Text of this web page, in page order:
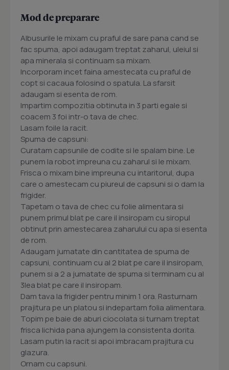
Mod de preparare
Albusurile le mixam cu praful de sare pana cand se
fac spuma, apoi adaugam treptat zaharul, uleiul si
apa minerala si continuam sa mixam.
Incorporam incet faina amestecata cu praful de
copt si cacaua folosind o spatula. La sfarsit
adaugam si esenta de rom.
Impartim compozitia obtinuta in 3 parti egale si
coacem 3 foi intr-o tava de chec.
Lasam foile la racit.
Spuma de capsuni:
Curatam capsunile de codite si le spalam bine. Le
punem la robot impreuna cu zaharul si le mixam.
Frisca o mixam bine impreuna cu intaritorul, dupa
care o amestecam cu piureul de capsuni si o dam la
frigider.
Tapetam o tava de chec cu folie alimentara si
punem primul blat pe care il insiropam cu siropul
obtinut prin amestecarea zaharului cu apa si esenta
de rom.
Adaugam jumatate din cantitatea de spuma de
capsuni, continuam cu al 2 blat pe care il insiropam,
punem si a 2 a jumatate de spuma si terminam cu al
3lea blat pe care il insiropam.
Dam tava la frigider pentru minim 1 ora. Rasturnam
prajitura pe un platou si indepartam folia alimentara.
Topim pe baie de aburi ciocolata si turnam treptat
frisca lichida pana ajungem la consistenta dorita.
Lasam putin la racit si apoi imbracam prajitura cu
glazura.
Ornam cu capsuni.